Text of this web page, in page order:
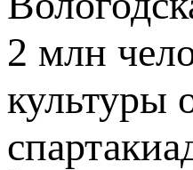
2 млн
культуры